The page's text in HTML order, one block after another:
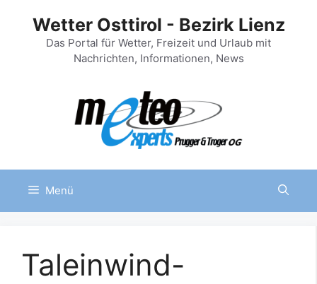
springen
Wetter Osttirol - Bezirk Lienz
Das Portal für Wetter, Freizeit und Urlaub mit
Nachrichten, Informationen, News
Menü
Taleinwind-